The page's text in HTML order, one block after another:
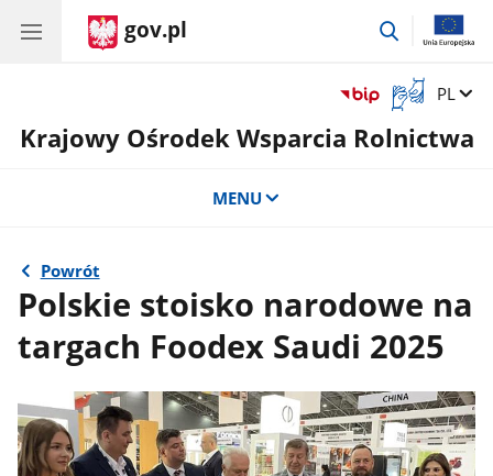
gov.pl
przejdź
Otwórz
okno
z
Zmień
PL
Krajowy Ośrodek Wsparcia Rolnictwa
MENU
Powrót
Polskie stoisko narodowe na
targach Foodex Saudi 2025